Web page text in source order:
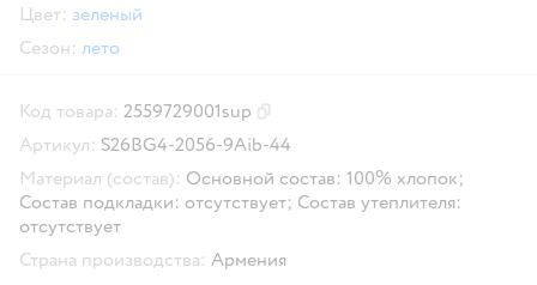
Цвет: зеленый
Сезон: лето
Код товара: 2559729001sup
Артикул: S26BG4-2056-9Aib-44
Материал (состав): Основной состав: 100% хлопок;
Состав подкладки: отсутствует; Состав утеплителя:
отсутствует
Страна производства: Армения